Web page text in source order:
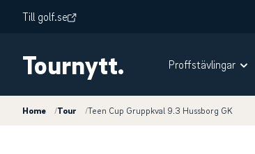
Till golf.se
Tournytt. Proffstävlingar
Home /Tour /Teen Cup Gruppkval 9.3 Hussborg GK